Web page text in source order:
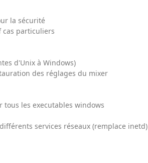
la sécurité
cas particuliers
d'Unix à Windows)
des réglages du mixer
les executables windows
services réseaux (remplace inetd)